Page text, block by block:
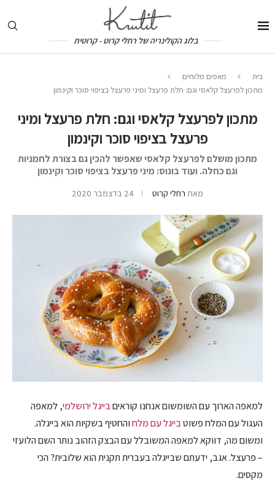
בלוג הקולינריה של רחלי קרוט - קרוטית
בית
מאפים מלוחים
מתכון לפרעצל קלאסי וגם: חלת פרעצל ומיני פרעצל בציפוי סוכר וקינמון
מתכון לפרעצל קלאסי וגם: חלת פרעצל ומיני
פרעצל בציפוי סוכר וקינמון
מתכון מושלם לפרעצל קלאסי שאפשר להכין גם בצורת לחמניות
וגם כחלה. ועוד בונוס: מיני פרעצל בציפוי סוכר וקינמון
מאת רחלי קרוט 24 בדצמבר 2020
למאפה הארוך עם השומשום אנחנו קוראיםבייגל ירושלמי, למאפה
העגול עם המלח פשוטבייגל עם מלחוהחטיף בשקיות הוא בייגלה.
ומשום מה, דווקא למאפה המשובלל עם הבצק הזהוב נותר השם הלועזי
– פרעצל. אגב, ידעתם שבייגלה בעברית תקנית הוא שלובית? הכי
מקסים.